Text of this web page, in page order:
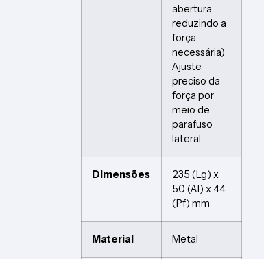
abertura
reduzindo a
força
necessária)
Ajuste
preciso da
força por
meio de
parafuso
lateral
Dimensões
235 (Lg) x
50 (Al) x 44
(Pf) mm
Material Metal